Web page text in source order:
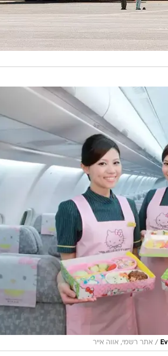
/ אתר רשמי, אווה אייר